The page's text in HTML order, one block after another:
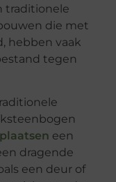
traditionele
die met
hebben vaak
tegen
een
dragende
een deur of